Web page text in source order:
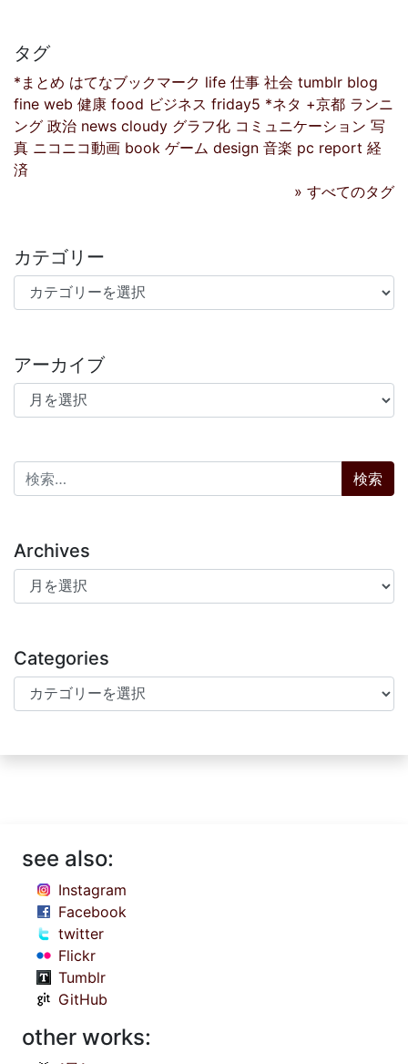
タグ
*まとめ はてなブックマーク life 仕事 社会 tumblr blog
fine web 健康 food ビジネス friday5 *ネタ +京都 ランニ
ング 政治 news cloudy グラフ化 コミュニケーション 写
真 ニコニコ動画 book ゲーム design 音楽 pc report 経
済
» すべてのタグ
カテゴリー
カテゴリー
アーカイブ
アーカイブ
検索:
Archives
Archives
Categories
Categories
see also:
Instagram
Facebook
twitter
Flickr
Tumblr
GitHub
other works: